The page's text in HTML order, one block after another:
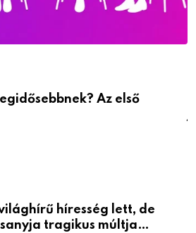
Az első
híresség lett, de
tragikus múltja